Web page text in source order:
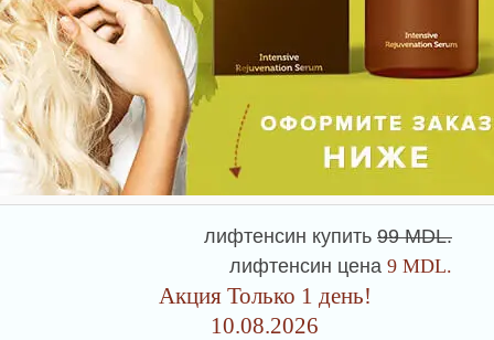
лифтенсин купить 99 MDL.
лифтенсин цена 9 MDL.
Акция Только 1 день!
10.08.2026